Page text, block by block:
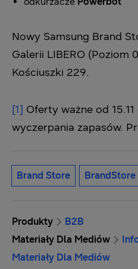
Nowy Samsung Brand
Galerii LIBERO (Poziom
Kościuszki 229.
[1] Oferty ważne od
wyczerpania zapasów.
Brand Store BrandStore
Produkty
B2B
Materiały Dla Mediów
Materiały Dla Mediów